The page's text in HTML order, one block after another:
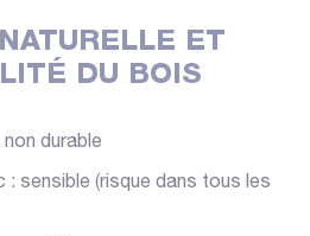
ET
DU BOIS
durable
: sensible (risque dans tous les